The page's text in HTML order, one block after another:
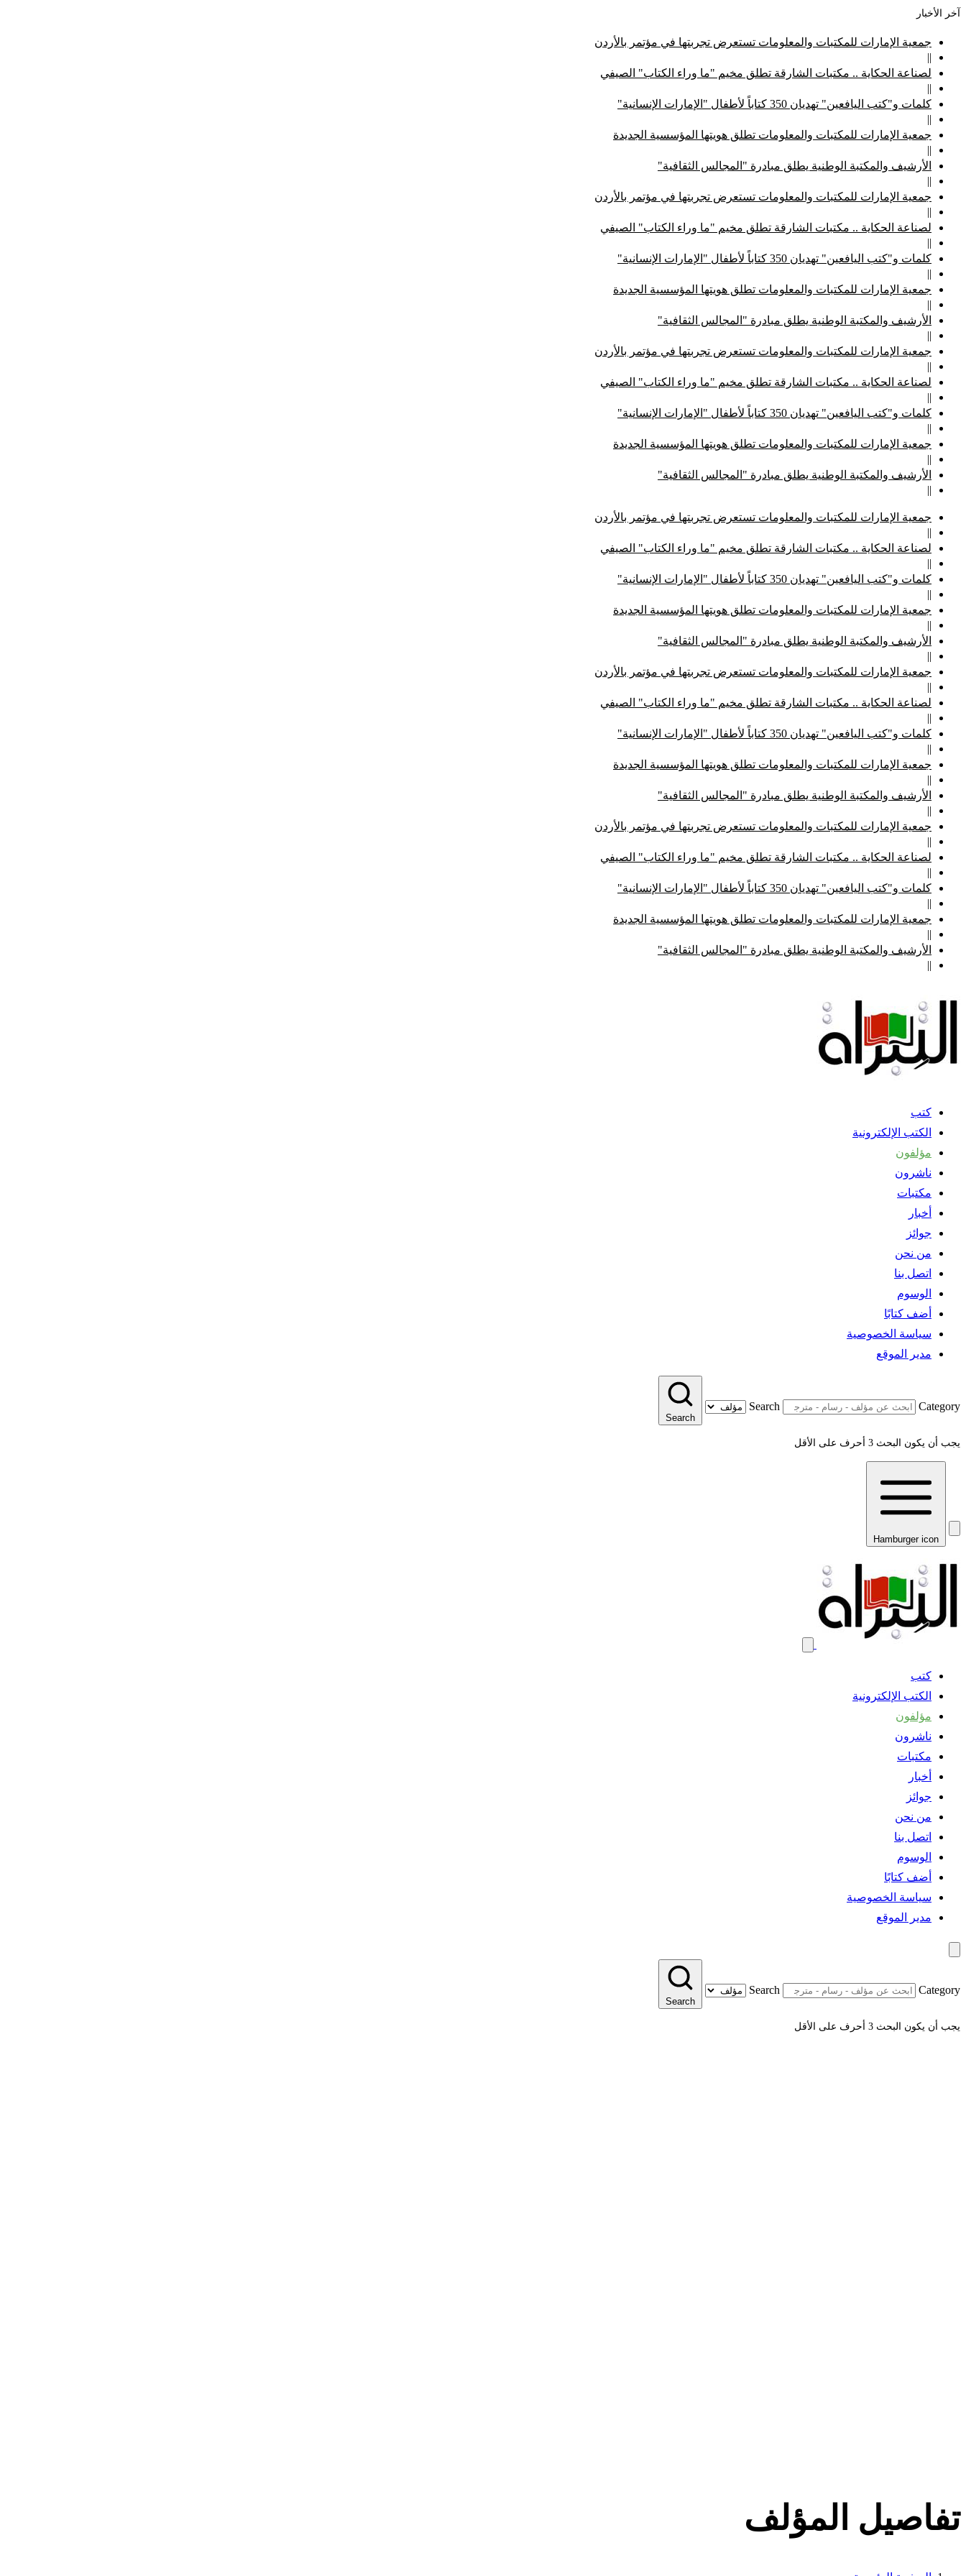
آخر الأخبار
جمعية الإمارات للمكتبات والمعلومات تستعرض تجربتها في مؤتمر بالأردن
||
لصناعة الحكاية .. مكتبات الشارقة تطلق مخيم "ما وراء الكتاب" الصيفي
||
كلمات و"كتب اليافعين" تهديان 350 كتاباً لأطفال "الإمارات الإنسانية"
||
جمعية الإمارات للمكتبات والمعلومات تطلق هويتها المؤسسية الجديدة
||
الأرشيف والمكتبة الوطنية يطلق مبادرة "المجالس الثقافية"
||
جمعية الإمارات للمكتبات والمعلومات تستعرض تجربتها في مؤتمر بالأردن
||
لصناعة الحكاية .. مكتبات الشارقة تطلق مخيم "ما وراء الكتاب" الصيفي
||
كلمات و"كتب اليافعين" تهديان 350 كتاباً لأطفال "الإمارات الإنسانية"
||
جمعية الإمارات للمكتبات والمعلومات تطلق هويتها المؤسسية الجديدة
||
الأرشيف والمكتبة الوطنية يطلق مبادرة "المجالس الثقافية"
||
جمعية الإمارات للمكتبات والمعلومات تستعرض تجربتها في مؤتمر بالأردن
||
لصناعة الحكاية .. مكتبات الشارقة تطلق مخيم "ما وراء الكتاب" الصيفي
||
كلمات و"كتب اليافعين" تهديان 350 كتاباً لأطفال "الإمارات الإنسانية"
||
جمعية الإمارات للمكتبات والمعلومات تطلق هويتها المؤسسية الجديدة
||
الأرشيف والمكتبة الوطنية يطلق مبادرة "المجالس الثقافية"
||
جمعية الإمارات للمكتبات والمعلومات تستعرض تجربتها في مؤتمر بالأردن
||
لصناعة الحكاية .. مكتبات الشارقة تطلق مخيم "ما وراء الكتاب" الصيفي
||
كلمات و"كتب اليافعين" تهديان 350 كتاباً لأطفال "الإمارات الإنسانية"
||
جمعية الإمارات للمكتبات والمعلومات تطلق هويتها المؤسسية الجديدة
||
الأرشيف والمكتبة الوطنية يطلق مبادرة "المجالس الثقافية"
||
جمعية الإمارات للمكتبات والمعلومات تستعرض تجربتها في مؤتمر بالأردن
||
لصناعة الحكاية .. مكتبات الشارقة تطلق مخيم "ما وراء الكتاب" الصيفي
||
كلمات و"كتب اليافعين" تهديان 350 كتاباً لأطفال "الإمارات الإنسانية"
||
جمعية الإمارات للمكتبات والمعلومات تطلق هويتها المؤسسية الجديدة
||
الأرشيف والمكتبة الوطنية يطلق مبادرة "المجالس الثقافية"
||
جمعية الإمارات للمكتبات والمعلومات تستعرض تجربتها في مؤتمر بالأردن
||
لصناعة الحكاية .. مكتبات الشارقة تطلق مخيم "ما وراء الكتاب" الصيفي
||
كلمات و"كتب اليافعين" تهديان 350 كتاباً لأطفال "الإمارات الإنسانية"
||
جمعية الإمارات للمكتبات والمعلومات تطلق هويتها المؤسسية الجديدة
||
الأرشيف والمكتبة الوطنية يطلق مبادرة "المجالس الثقافية"
||
كتب
الكتب الإلكترونية
مؤلفون
ناشرون
مكتبات
أخبار
جوائز
من نحن
اتصل بنا
الوسوم
أضف كتابًا
سياسة الخصوصية
مدير الموقع
Search Category
Search
يجب أن يكون البحث 3 أحرف على الأقل
Hamburger icon
كتب
الكتب الإلكترونية
مؤلفون
ناشرون
مكتبات
أخبار
جوائز
من نحن
اتصل بنا
الوسوم
أضف كتابًا
سياسة الخصوصية
مدير الموقع
Search Category
Search
يجب أن يكون البحث 3 أحرف على الأقل
تفاصيل المؤلف